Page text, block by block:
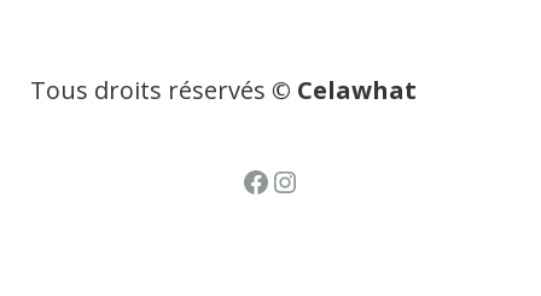
Tous droits réservés © Celawhat
Facebook
Instagram